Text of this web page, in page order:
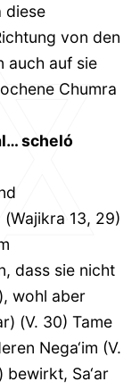
diese
von den
auch auf sie
Chumra
scheló
13, 29)
dass sie nicht
wohl aber
(V. 30) Tame
Nega‘im (V.
bewirkt, Sa‘ar